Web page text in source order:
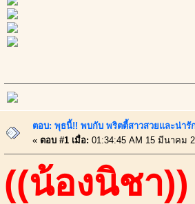
ตอบ: พุธนี้!! พบกับ พริตตี้สาวสวยและน่า
« ตอบ #1 เมื่อ: 01:34:45 AM 15 มีนาคม
((น้องนิชา))